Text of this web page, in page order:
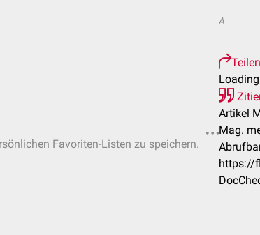
Favoriten-Listen zu speichern.
A
Teilen
Artikel
Mag.
https://